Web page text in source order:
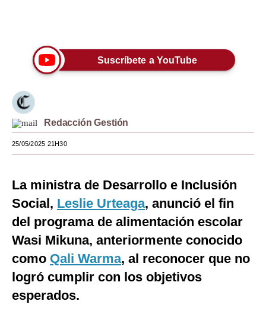
Lujo
Moda
Estilos
EEUU
México
España
Internacional
Tecnología
Club del Suscriptor
Suscríbete a YouTube
Redacción Gestión
25/05/2025 21H30
La ministra de Desarrollo e Inclusión
Social, Leslie Urteaga, anunció el fin
del programa de alimentación escolar
Wasi Mikuna, anteriormente conocido
como Qali Warma, al reconocer que no
logró cumplir con los objetivos
esperados.